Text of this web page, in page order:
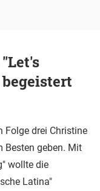
Folge drei Christine
Besten geben. Mit
wollte die
Latina"